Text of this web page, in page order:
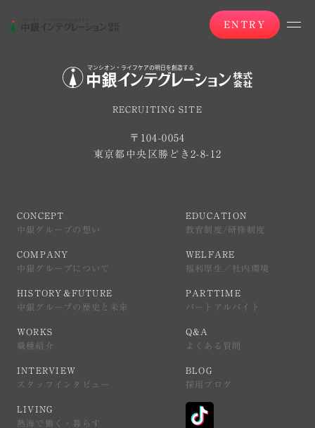
ENTRY
COMPANY
中銀グループの歴史と未来
職種紹介
スタッフインタビュー
WELFARE
パートアルバイト
よくある質問
採用ブログ
RECRUITING SITE
〒104-0054
東京都中央区勝どき2-8-12
CONCEPT
中銀グループの想い
EDUCATION
教育制度/研修制度
COMPANY
中銀グループについて
WELFARE
福利厚生／社内環境
HISTORY＆FUTURE
中銀グループの歴史と未来
PARTTIME
パートアルバイト
WORKS
職種紹介
Q&A
よくある質問
INTERVIEW
スタッフインタビュー
BLOG
採用ブログ
LIVING
熱海で働く・暮らす